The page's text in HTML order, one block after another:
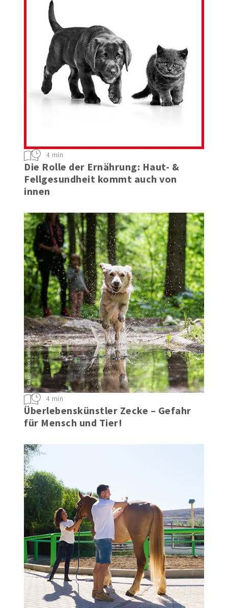
Die Rolle der Ernährung: Haut- &
Fellgesundheit kommt auch von
innen
4 min
Überlebenskünstler Zecke – Gefahr
für Mensch und Tier!
4 min